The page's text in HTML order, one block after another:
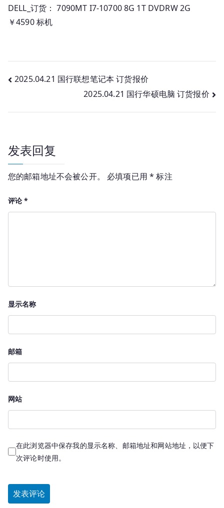
DELL_订货： 7090MT I7-10700 8G 1T DVDRW 2G
￥4590 标机
文
航
2025.04.21 国行联想笔记本 订货报价
2025.04.21 国行华硕电脑 订货报价
发表回复
您的邮箱地址不会被公开。 必填项已用* 标注
评论*
显示名称
邮箱
网站
在此浏览器中保存我的显示名称、邮箱地址和网站地址，以便下
次评论时使用。